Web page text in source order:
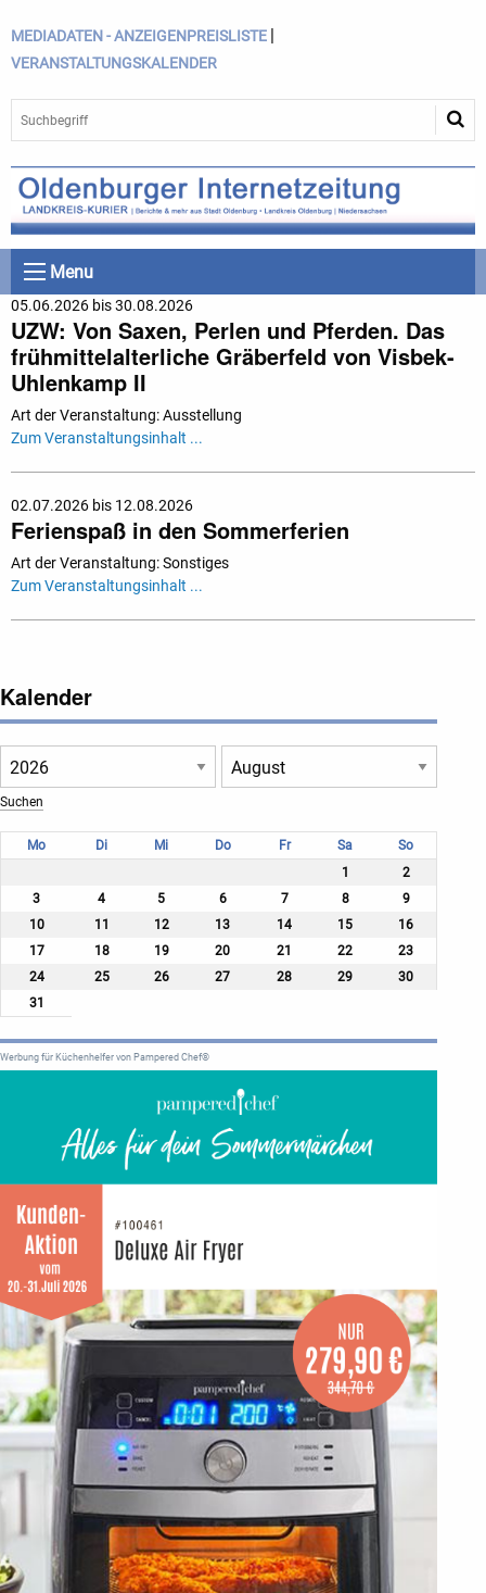
MEDIADATEN - ANZEIGENPREISLISTE |
VERANSTALTUNGSKALENDER
Menu
05.06.2026 bis 30.08.2026
UZW: Von Saxen, Perlen und Pferden. Das
frühmittelalterliche Gräberfeld von Visbek-
Uhlenkamp II
Art der Veranstaltung: Ausstellung
Zum Veranstaltungsinhalt ...
02.07.2026 bis 12.08.2026
Ferienspaß in den Sommerferien
Art der Veranstaltung: Sonstiges
Zum Veranstaltungsinhalt ...
Kalender
Mo Di Mi Do Fr Sa
So
1
2
3
4 5 6 7 8
9
10
11 12 13 14 15
16
17
18 19 20 21 22
23
24
25 26 27 28 29
30
31
Werbung für Küchenhelfer von Pampered Chef®